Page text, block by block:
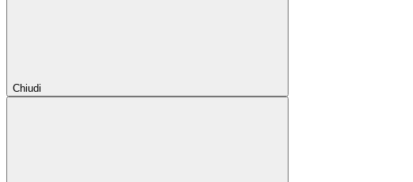
Chiudi